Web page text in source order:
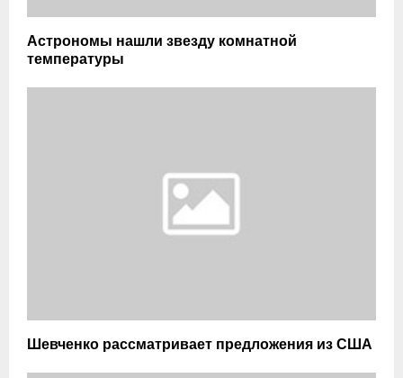
Астрономы нашли звезду комнатной
температуры
Шевченко рассматривает предложения из США